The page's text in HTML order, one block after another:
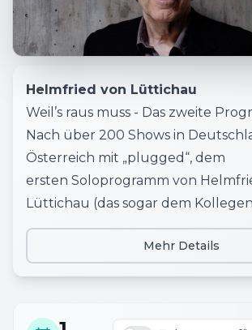
Helmfried von Lüttichau
Weil’s raus muss - Das zweite
Nach über 200 Shows in
Österreich mit „plugged“, dem
ersten Soloprogramm von
Lüttichau (das sogar dem
seinem Freund Christian Tramitz
„Weil's raus muss – Das zweite
geerdet mit Lebenserfahrung
Mehr Details